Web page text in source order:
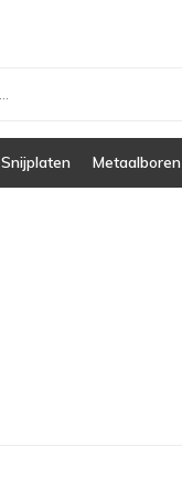
Snijplaten Metaalboren